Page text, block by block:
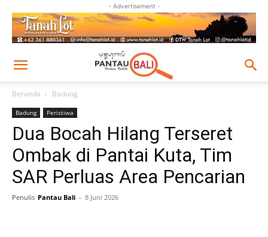
- Advertisement -
Beranda Badung
Badung Peristiwa
Dua Bocah Hilang Terseret
Ombak di Pantai Kuta, Tim
SAR Perluas Area Pencarian
Penulis Pantau Bali - 8 Juni 2026